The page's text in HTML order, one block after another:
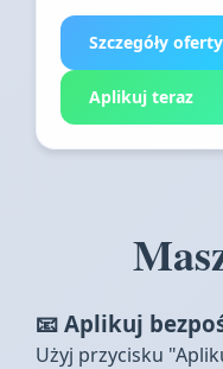
Szczegóły oferty
Aplikuj teraz
📧 Aplikuj
Użyj przycisku